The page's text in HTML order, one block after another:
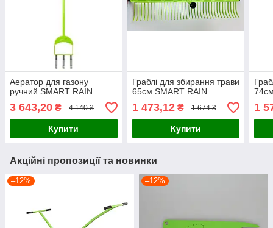
Аератор для газону
ручний SMART RAIN
3 643,20 ₴ 4 140 ₴
Купити
Граблі для збирання трави
65см SMART RAIN
1 473,12₴ 1 674 ₴
Купити
1
Акційні пропозиції та новинки
–12% –12%